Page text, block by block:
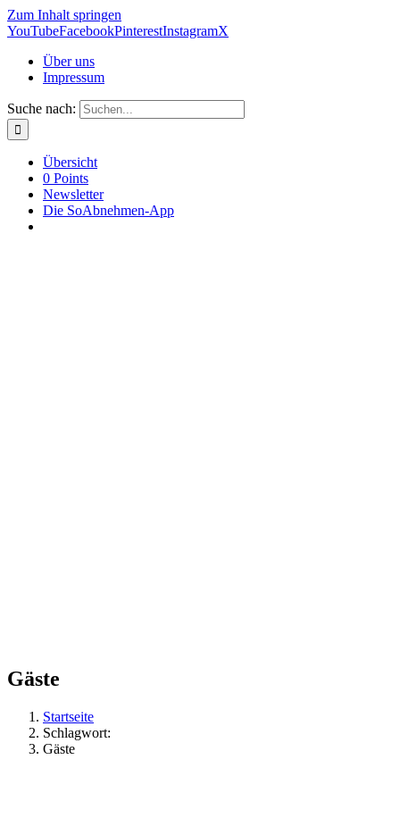
Zum Inhalt springen
YouTubeFacebookPinterestInstagramX
Über uns
Impressum
Suche nach:
Übersicht
0 Points
Newsletter
Die SoAbnehmen-App
Gäste
Startseite
Schlagwort:
Gäste